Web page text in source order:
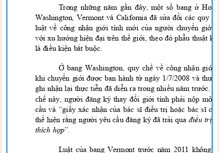
Trong những năm gần đây, một số bang ở
Washington, Vermont và California đã sửa đổi các quy
luật về công nhận giới tính mới của người chuyển
với xu hướng hiện đại trên thế giới, theo đó phẫu thuật
là điều kiện bắt buộc.
Ở bang Washington, quy chế về công nhận
khi chuyển giới được ban hành từ ngày 1/7/2008 và
ghi nhận lại thực tiễn đã diễn ra trong nhiều năm trước.
chế này, người đăng kythay đổi giới tính phải nộp
cầu và “giấy xác nhận của bác sĩ điều trị hoặc bác sĩ
thể hiện rằng người yêu cầu đăng ky đã trải quađiều trị
thích hợp”.
Luật của bang Vermont trước năm 2011